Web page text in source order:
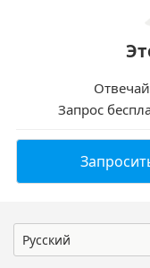
Запрос
Русский